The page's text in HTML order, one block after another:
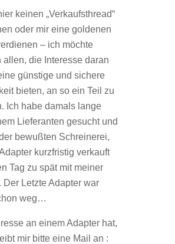
keinen „Verkaufsthread“
oder mir eine goldenen
– ich möchte
allen, die Interesse daran
günstige und sichere
bieten, an so ein Teil zu
Ich habe damals lange
Lieferanten gesucht und
bewußten Schreinerei,
kurzfristig verkauft
Tag zu spät mit meiner
Der Letzte Adapter war
weg…
an einem Adapter hat,
mir bitte eine Mail an :